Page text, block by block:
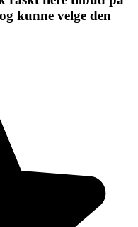
kunne velge den